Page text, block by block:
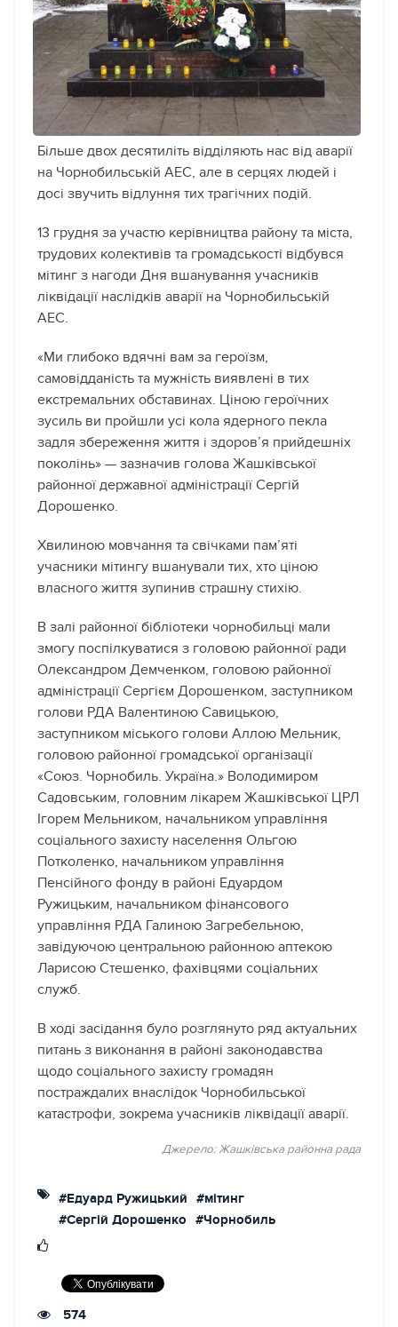
Більше двох десятиліть відділяють нас від аварії
на Чорнобильській АЕС, але в серцях людей і
досі звучить відлуння тих трагічних подій.
13 грудня за участю керівництва району та міста,
трудових колективів та громадськості відбувся
мітинг з нагоди Дня вшанування учасників
ліквідації наслідків аварії на Чорнобильській
АЕС.
«Ми глибоко вдячні вам за героїзм,
самовідданість та мужність виявлені в тих
екстремальних обставинах. Ціною героїчних
зусиль ви пройшли усі кола ядерного пекла
задля збереження життя і здоров’я прийдешніх
поколінь» — зазначив голова Жашківської
районної державної адміністрації Сергій
Дорошенко.
Хвилиною мовчання та свічками пам’яті
учасники мітингу вшанували тих, хто ціною
власного життя зупинив страшну стихію.
В залі районної бібліотеки чорнобильці мали
змогу поспілкуватися з головою районної ради
Олександром Демченком, головою районної
адміністрації Сергієм Дорошенком, заступником
голови РДА Валентиною Савицькою,
заступником міського голови Аллою Мельник,
головою районної громадської організації
«Союз. Чорнобиль. Україна.» Володимиром
Садовським, головним лікарем Жашківської ЦРЛ
Ігорем Мельником, начальником управління
соціального захисту населення Ольгою
Потколенко, начальником управління
Пенсійного фонду в районі Едуардом
Ружицьким, начальником фінансового
управління РДА Галиною Загребельною,
завідуючою центральною районною аптекою
Ларисою Стешенко, фахівцями соціальних
служб.
В ході засідання було розглянуто ряд актуальних
питань з виконання в районі законодавства
щодо соціального захисту громадян
постраждалих внаслідок Чорнобильської
катастрофи, зокрема учасників ліквідації аварії.
Джерело: Жашківська районна рада
#Едуард Ружицький
#мітинг
#Сергій Дорошенко
#Чорнобиль
574